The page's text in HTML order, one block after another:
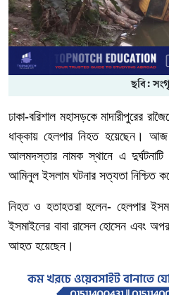
ছবি:
ঢাকা-বরিশাল মহাসড়কে মাদারীপুরের
ধাক্কায় হেলপার নিহত হয়েছেন।
আলমদস্তার নামক স্থানে এ দুর্ঘটনাটি
আমিনুল ইসলাম ঘটনার সত্যতা নিশ্চিত
নিহত ও হতাহতরা হলেন- হেলপার
ইসমাইলের বাবা রাসেল হোসেন এবং
আহত হয়েছেন।